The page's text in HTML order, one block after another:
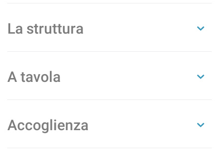
La struttura
A tavola
Accoglienza